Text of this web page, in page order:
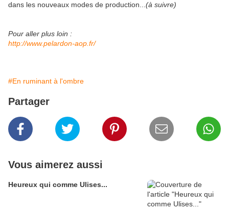
dans les nouveaux modes de production... (à suivre)
Pour aller plus loin :
http://www.pelardon-aop.fr/
#En ruminant à l'ombre
Partager
Vous aimerez aussi
Heureux qui comme Ulises...